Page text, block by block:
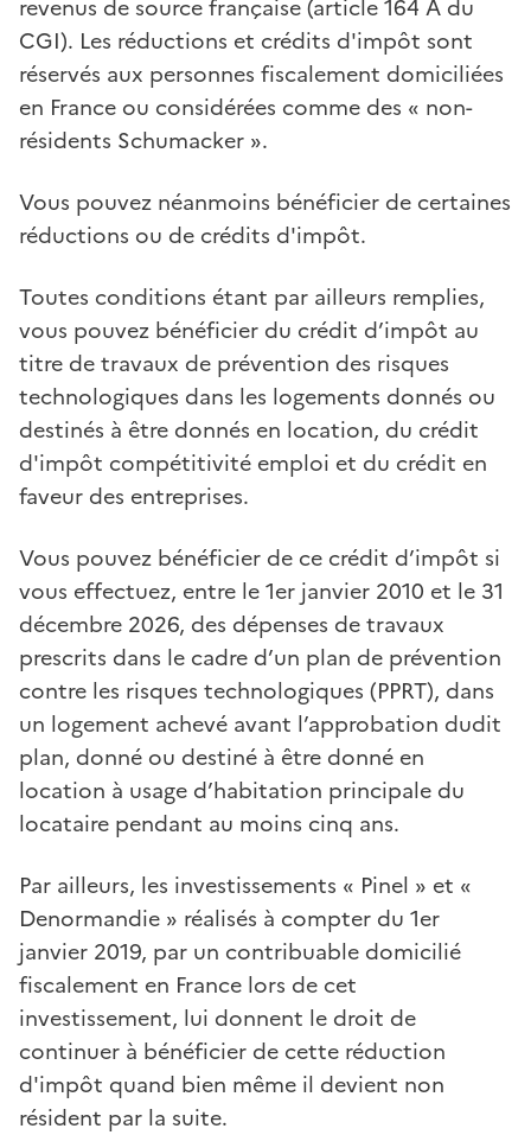
revenus de source française (article 164 A du
CGI). Les réductions et crédits d'impôt sont
réservés aux personnes fiscalement domiciliées
en France ou considérées comme des « non-
résidents Schumacker ».
Vous pouvez néanmoins bénéficier de certaines
réductions ou de crédits d'impôt.
Toutes conditions étant par ailleurs remplies,
vous pouvez bénéficier du crédit d’impôt au
titre de travaux de prévention des risques
technologiques dans les logements donnés ou
destinés à être donnés en location, du crédit
d'impôt compétitivité emploi et du crédit en
faveur des entreprises.
Vous pouvez bénéficier de ce crédit d’impôt si
vous effectuez, entre le 1er janvier 2010 et le 31
décembre 2026, des dépenses de travaux
prescrits dans le cadre d’un plan de prévention
contre les risques technologiques (PPRT), dans
un logement achevé avant l’approbation dudit
plan, donné ou destiné à être donné en
location à usage d’habitation principale du
locataire pendant au moins cinq ans.
Par ailleurs, les investissements « Pinel » et «
Denormandie » réalisés à compter du 1er
janvier 2019, par un contribuable domicilié
fiscalement en France lors de cet
investissement, lui donnent le droit de
continuer à bénéficier de cette réduction
d'impôt quand bien même il devient non
résident par la suite.